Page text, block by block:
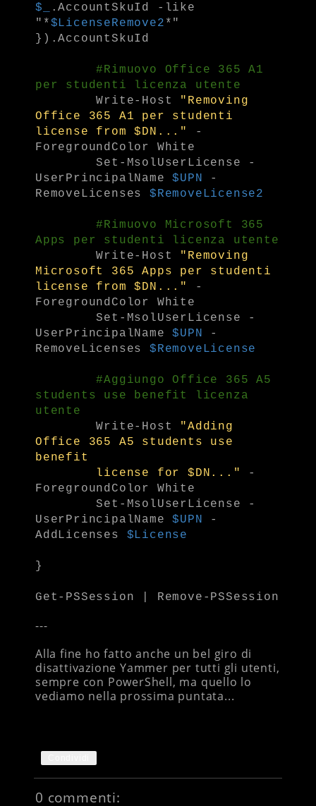
$_
.AccountSkuId -like
"*$LicenseRemove2 *"
}).AccountSkuId
#Rimuovo Office 365 A1
per studenti licenza utente
Write-Host "Removing
Office 365 A1 per studenti
license from $DN..."
-
ForegroundColor White
Set-MsolUserLicense -
UserPrincipalName$UPN
-
RemoveLicenses$RemoveLicense2
#Rimuovo Microsoft 365
Apps per studenti licenza utente
Write-Host "Removing
Microsoft 365 Apps per studenti
license from $DN..."
-
ForegroundColor White
Set-MsolUserLicense -
UserPrincipalName$UPN
-
RemoveLicenses$RemoveLicense
#Aggiungo Office 365 A5
students use benefit licenza
utente
Write-Host "Adding
Office 365 A5 students use
benefit
license for $DN..."
-
ForegroundColor White
Set-MsolUserLicense -
UserPrincipalName$UPN
-
AddLicenses $License
}
Get-PSSession | Remove-PSSession
---
Alla fine ho fatto anche un bel giro di
disattivazione Yammer per tutti gli utenti,
sempre con PowerShell, ma quello lo
vediamo nella prossima puntata...
0 commenti: